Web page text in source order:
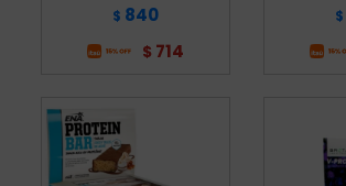
$ 840
$ 714
$